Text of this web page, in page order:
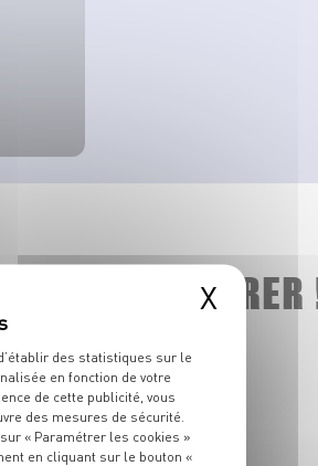
ALLEZ ADORER
au même thème.
X
des statistiques sur le
en fonction de votre
de cette publicité, vous
des mesures de sécurité.
« Paramétrer les cookies »
en cliquant sur le bouton «